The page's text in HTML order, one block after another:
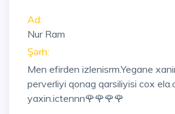
Ad:
Nur Ram
Şərh:
Men efirden izlenisrm.Yegane
perverliyi qonag qarsiliyisi cox
yaxin.ictennn🌹🌹🌹🌹